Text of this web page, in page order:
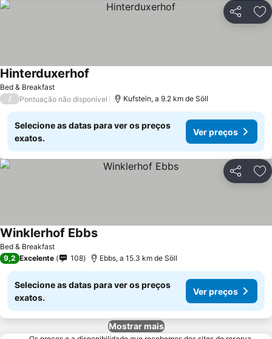
Partilhar
Bed & Breakfast
Hinterduxerhof
/ Pontuação não disponível Kufstein, a 9.2 km de Söll
Selecione as datas para ver os preços
exatos.
Ver preços
Partilhar
Bed & Breakfast
Winklerhof EbbsVer preços
9,2 Excelente 108 Ebbs, a 15.3 km de Söll
Selecione as datas para ver os preços
exatos.
Ver preços
Mostrar mais